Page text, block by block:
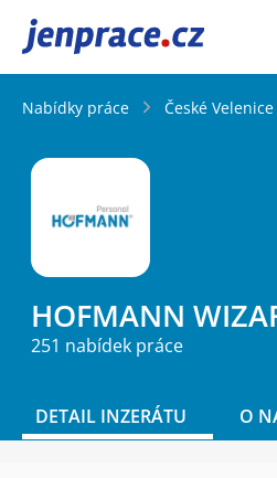
JenPráce.cz
Nabídky práce České Velenice
HOFMANN
251 nabídek práce
DETAIL INZERÁTU O